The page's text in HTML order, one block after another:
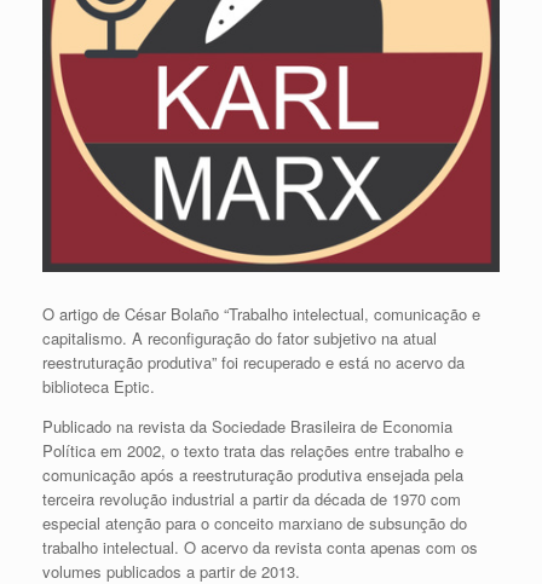
O artigo de César Bolaño “Trabalho intelectual, comunicação e
capitalismo. A reconfiguração do fator subjetivo na atual
reestruturação produtiva” foi recuperado e está no acervo da
biblioteca Eptic.
Publicado na revista da Sociedade Brasileira de Economia
Política em 2002, o texto trata das relações entre trabalho e
comunicação após a reestruturação produtiva ensejada pela
terceira revolução industrial a partir da década de 1970 com
especial atenção para o conceito marxiano de subsunção do
trabalho intelectual. O acervo da revista conta apenas com os
volumes publicados a partir de 2013.